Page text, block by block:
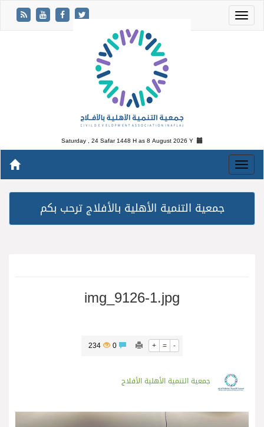
Saturday , 24 Safar 1448 H as8 August 2026 Y
جمعية التنمية الأهلية بالأفلاج ترحب بكم
img_9126-1.jpg
+ = -
234
جمعية التنمية الأهلية الأفلاج